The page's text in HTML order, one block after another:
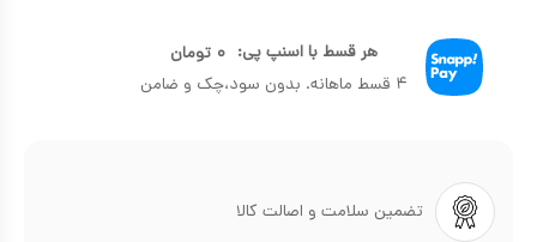
هر قسط با اسنپ پی: ۰ تومان
۴ قسط ماهانه. بدون سود،چک و ضامن
تضمین سلامت و اصالت کالا